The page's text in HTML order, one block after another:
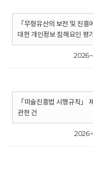
「무형유산의 보전 및 진
대한 개인정보 침해요인 평
「미술진흥법 시행규칙」
관한 건